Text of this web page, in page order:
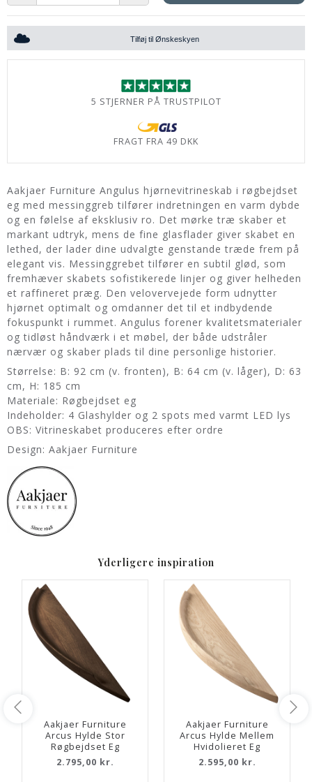
Tilføj til Ønskeskyen
5 STJERNER PÅ TRUSTPILOT
FRAGT FRA 49 DKK
Aakjaer Furniture Angulus hjørnevitrineskab i røgbejdset
eg med messinggreb tilfører indretningen en varm dybde
og en følelse af eksklusiv ro. Det mørke træ skaber et
markant udtryk, mens de fine glasflader giver skabet en
lethed, der lader dine udvalgte genstande træde frem på
elegant vis. Messinggrebet tilfører en subtil glød, som
fremhæver skabets sofistikerede linjer og giver helheden
et raffineret præg. Den velovervejede form udnytter
hjørnet optimalt og omdanner det til et indbydende
fokuspunkt i rummet. Angulus forener kvalitetsmaterialer
og tidløst håndværk i et møbel, der både udstråler
nærvær og skaber plads til dine personlige historier.
Størrelse: B: 92 cm (v. fronten), B: 64 cm (v. låger), D: 63
cm, H: 185 cm
Materiale: Røgbejdset eg
Indeholder: 4 Glashylder og 2 spots med varmt LED lys
OBS: Vitrineskabet produceres efter ordre
Design: Aakjaer Furniture
Yderligere inspiration
Aakjaer Furniture
Arcus Hylde Stor
Røgbejdset Eg
2.795,00 kr.
Aakjaer Furniture
Arcus Hylde Mellem
Hvidolieret Eg
2.595,00 kr.